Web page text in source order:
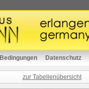
Bedingungen Datenschutz
zur Tabellenübersicht